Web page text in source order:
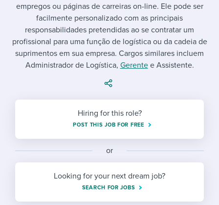
Evaluating candidates
Working together with others
Maintaining hiring pipelines
Finding and attracting people
Establishing an employer brand
Candidate/employee experiences
Job description templates
Interview question templates
Policy templates
Onboarding checklists
Free ebooks & reports
HR terms
I WANT TO LEARN ABOUT...
Applying for a job
Interview process
Pay & benefits
Modern working life
Workable customer stories
Explore Workable
Request a demo
empregos ou páginas de carreiras on-line. Ele pode ser
facilmente personalizado com as principais
responsabilidades pretendidas ao se contratar um
profissional para uma função de logística ou da cadeia de
suprimentos em sua empresa. Cargos similares incluem
Administrador de Logística, Gerentee Assistente.
Hiring for this role?
POST THIS JOB FOR FREE
or
Looking for your next dream job?
SEARCH FOR JOBS